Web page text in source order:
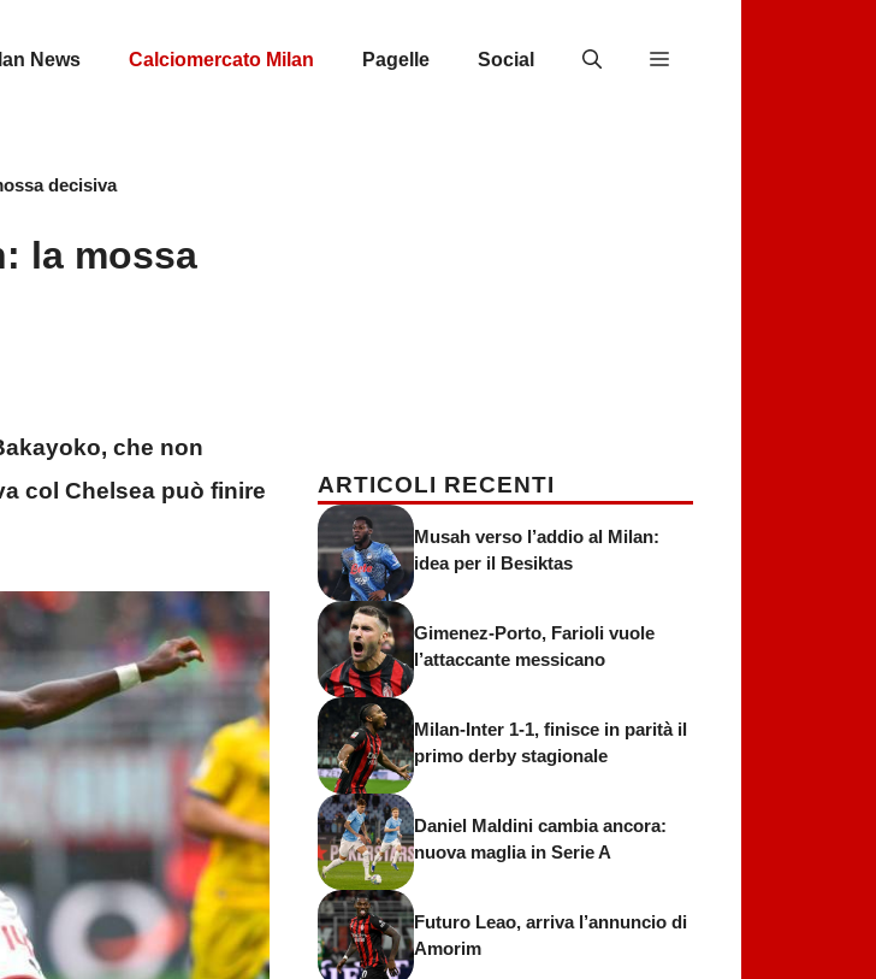
News Calciomercato Milan Pagelle Social
decisiva
la mossa
che non
col Chelsea può finire
ARTICOLI RECENTI
Musah verso l’addio al Milan:
idea per il Besiktas
Gimenez-Porto, Farioli vuole
l’attaccante messicano
Milan-Inter 1-1, finisce in parità il
primo derby stagionale
Daniel Maldini cambia ancora:
nuova maglia in Serie A
Futuro Leao, arriva l’annuncio di
Amorim